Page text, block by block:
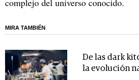
MIRA TAMBIÉN
De las dark
la evolución